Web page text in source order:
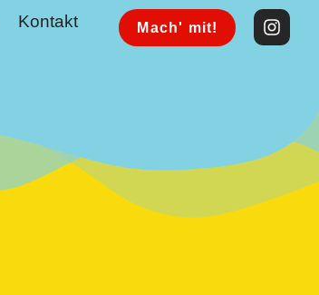
Kontakt Mach' mit!